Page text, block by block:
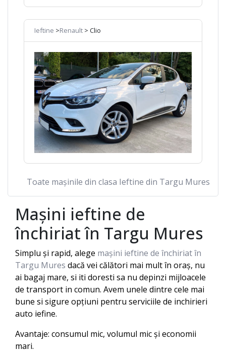
Ieftine >Renault > Clio
Toate mașinile din clasa Ieftine din Targu Mures
Mașini ieftine de
închiriat în Targu Mures
Simplu și rapid, alege mașini ieftine de închiriat în
Targu Mures dacă vei călători mai mult în oraș, nu
ai bagaj mare, si iti doresti sa nu depinzi mijloacele
de transport in comun. Avem unele dintre cele mai
bune si sigure opțiuni pentru serviciile de inchirieri
auto iefine.
Avantaje: consumul mic, volumul mic și economii
mari.